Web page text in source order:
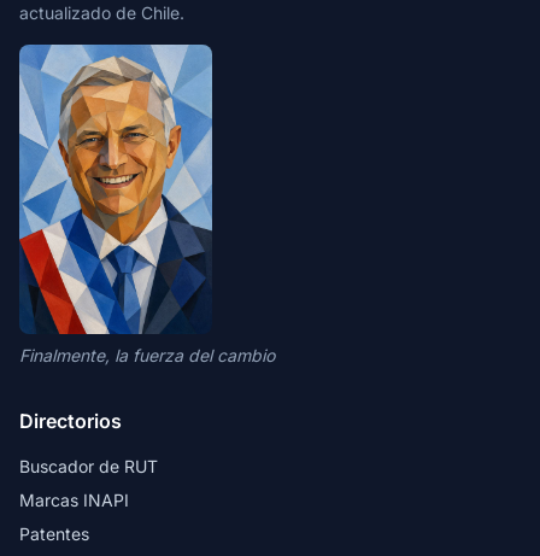
actualizado de Chile.
Finalmente, la fuerza del cambio
Directorios
Buscador de RUT
Marcas INAPI
Patentes